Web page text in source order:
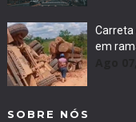
em
SOBRE NÓS